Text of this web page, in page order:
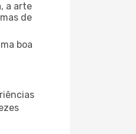
a arte
de
boa